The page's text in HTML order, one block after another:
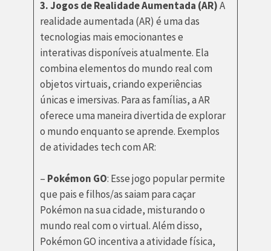
3. Jogos de Realidade Aumentada (AR)A
realidade aumentada (AR) é uma das
tecnologias mais emocionantes e
interativas disponíveis atualmente. Ela
combina elementos do mundo real com
objetos virtuais, criando experiências
únicas e imersivas. Para as famílias, a AR
oferece uma maneira divertida de explorar
o mundo enquanto se aprende. Exemplos
de atividades tech com AR:
– Pokémon GO: Esse jogo popular permite
que pais e filhos/as saiam para caçar
Pokémon na sua cidade, misturando o
mundo real com o virtual. Além disso,
Pokémon GO incentiva a atividade física,